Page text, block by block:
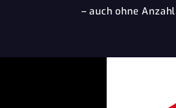
– auch ohne